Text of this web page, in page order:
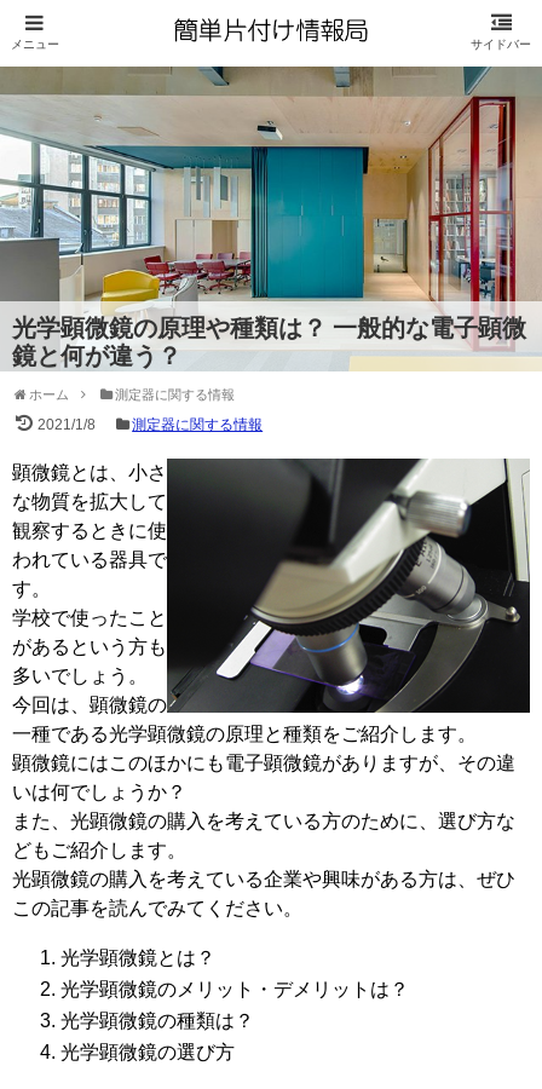
光学顕微鏡の原理や種類は？ 一般的な電子顕微
鏡と何が違う？
ホーム 測定器に関する情報
2021/1/8 測定器に関する情報
顕微鏡とは、小さ
な物質を拡大して
観察するときに使
われている器具で
す。
学校で使ったこと
があるという方も
多いでしょう。
今回は、顕微鏡の
一種である光学顕微鏡の原理と種類をご紹介します。
顕微鏡にはこのほかにも電子顕微鏡がありますが、その違
いは何でしょうか？
また、光顕微鏡の購入を考えている方のために、選び方な
どもご紹介します。
光顕微鏡の購入を考えている企業や興味がある方は、ぜひ
この記事を読んでみてください。
光学顕微鏡とは？
光学顕微鏡のメリット・デメリットは？
光学顕微鏡の種類は？
光学顕微鏡の選び方